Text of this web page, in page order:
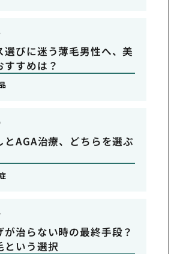
選びに迷う薄毛男性へ、美
すすめは？
とAGA治療、どちらを選ぶ
が治らない時の最終手段？
という選択